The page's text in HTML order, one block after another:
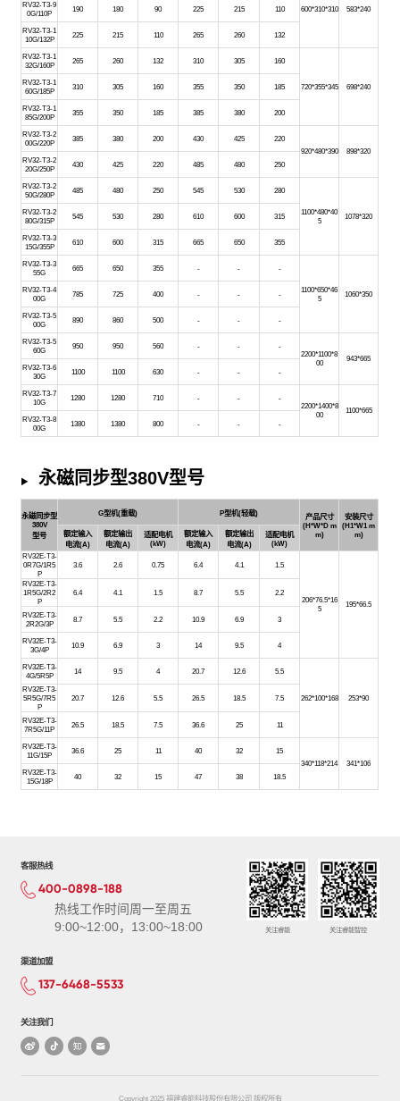
600*310*310 583*240
RV32-T3-9
0G/110P
190 180 90 225 215 110
RV32-T3-1
10G/132P
225 215 110 265 260 132
RV32-T3-1
32G/160P
265 260 132 310 305 160
720*355*345 698*240
RV32-T3-1
60G/185P
310 305 160 355 350 185
RV32-T3-1
85G/200P
355 350 185 385 380 200
RV32-T3-2
00G/220P
385 380 200 430 425
220
920*480*390
898*320
RV32-T3-2
20G/250P
430 425 220 485 480 250
RV32-T3-2
50G/280P
485 480 250 545 530 280
1100*480*40
5
1078*320
RV32-T3-2
80G/315P
545 530 280 610 600 315
RV32-T3-3
15G/355P
610 600 315 665 650 355
RV32-T3-3
55G
665 650 355 - - -
1100*650*46
5
1060*350
RV32-T3-4
00G
785 725 400 - - -
RV32-T3-5
00G
890 860 500 - - -
RV32-T3-5
60G
950 950 560 - -
-
2200*1100*8
00
943*665
RV32-T3-6
30G
1100 1100 630 - - -
RV32-T3-7
10G
1280 1280 710 - -
-
2200*1400*8
00
1100*665
RV32-T3-8
00G
1380 1380 800 - - -
▶ 永磁同步型380V型号
永磁同步型
380V
型号
G型机(重载) P型机(轻载)
产品尺寸
(H*W*D m
m)
安装尺寸
(H1*W1 m
m)
额定输入
电流(A)
额定输出
电流(A)
适配电机
(kW)
额定输入
电流(A)
额定输出
电流(A)
适配电机
(kW)
RV32E-T3-
0R7G/1R5
P
3.6 2.6 0.75 6.4 4.1 1.5
206*76.5*16
5
195*66.5
RV32E-T3-
1R5G/2R2
P
6.4 4.1 1.5 8.7 5.5 2.2
RV32E-T3-
2R2G/3P
8.7 5.5 2.2 10.9 6.9 3
RV32E-T3-
3G/4P
10.9 6.9 3 14 9.5 4
RV32E-T3-
4G/5R5P
14 9.5 4 20.7 12.6 5.5
262*100*168 253*90
RV32E-T3-
5R5G/7R5
P
20.7 12.6 5.5 26.5 18.5 7.5
RV32E-T3-
7R5G/11P
26.5 18.5 7.5 36.6 25 11
RV32E-T3-
11G/15P
36.6 25 11 40 32
15
340*118*214
341*106
RV32E-T3-
15G/18P
40 32 15 47 38 18.5
客服热线
400-0898-188
热线工作时间周一至周五
9:00~12:00，13:00~18:00
渠道加盟
137-6468-5533
关注我们
关注睿能 关注睿能智控
Copyright 2025 福建睿能科技股份有限公司 版权所有